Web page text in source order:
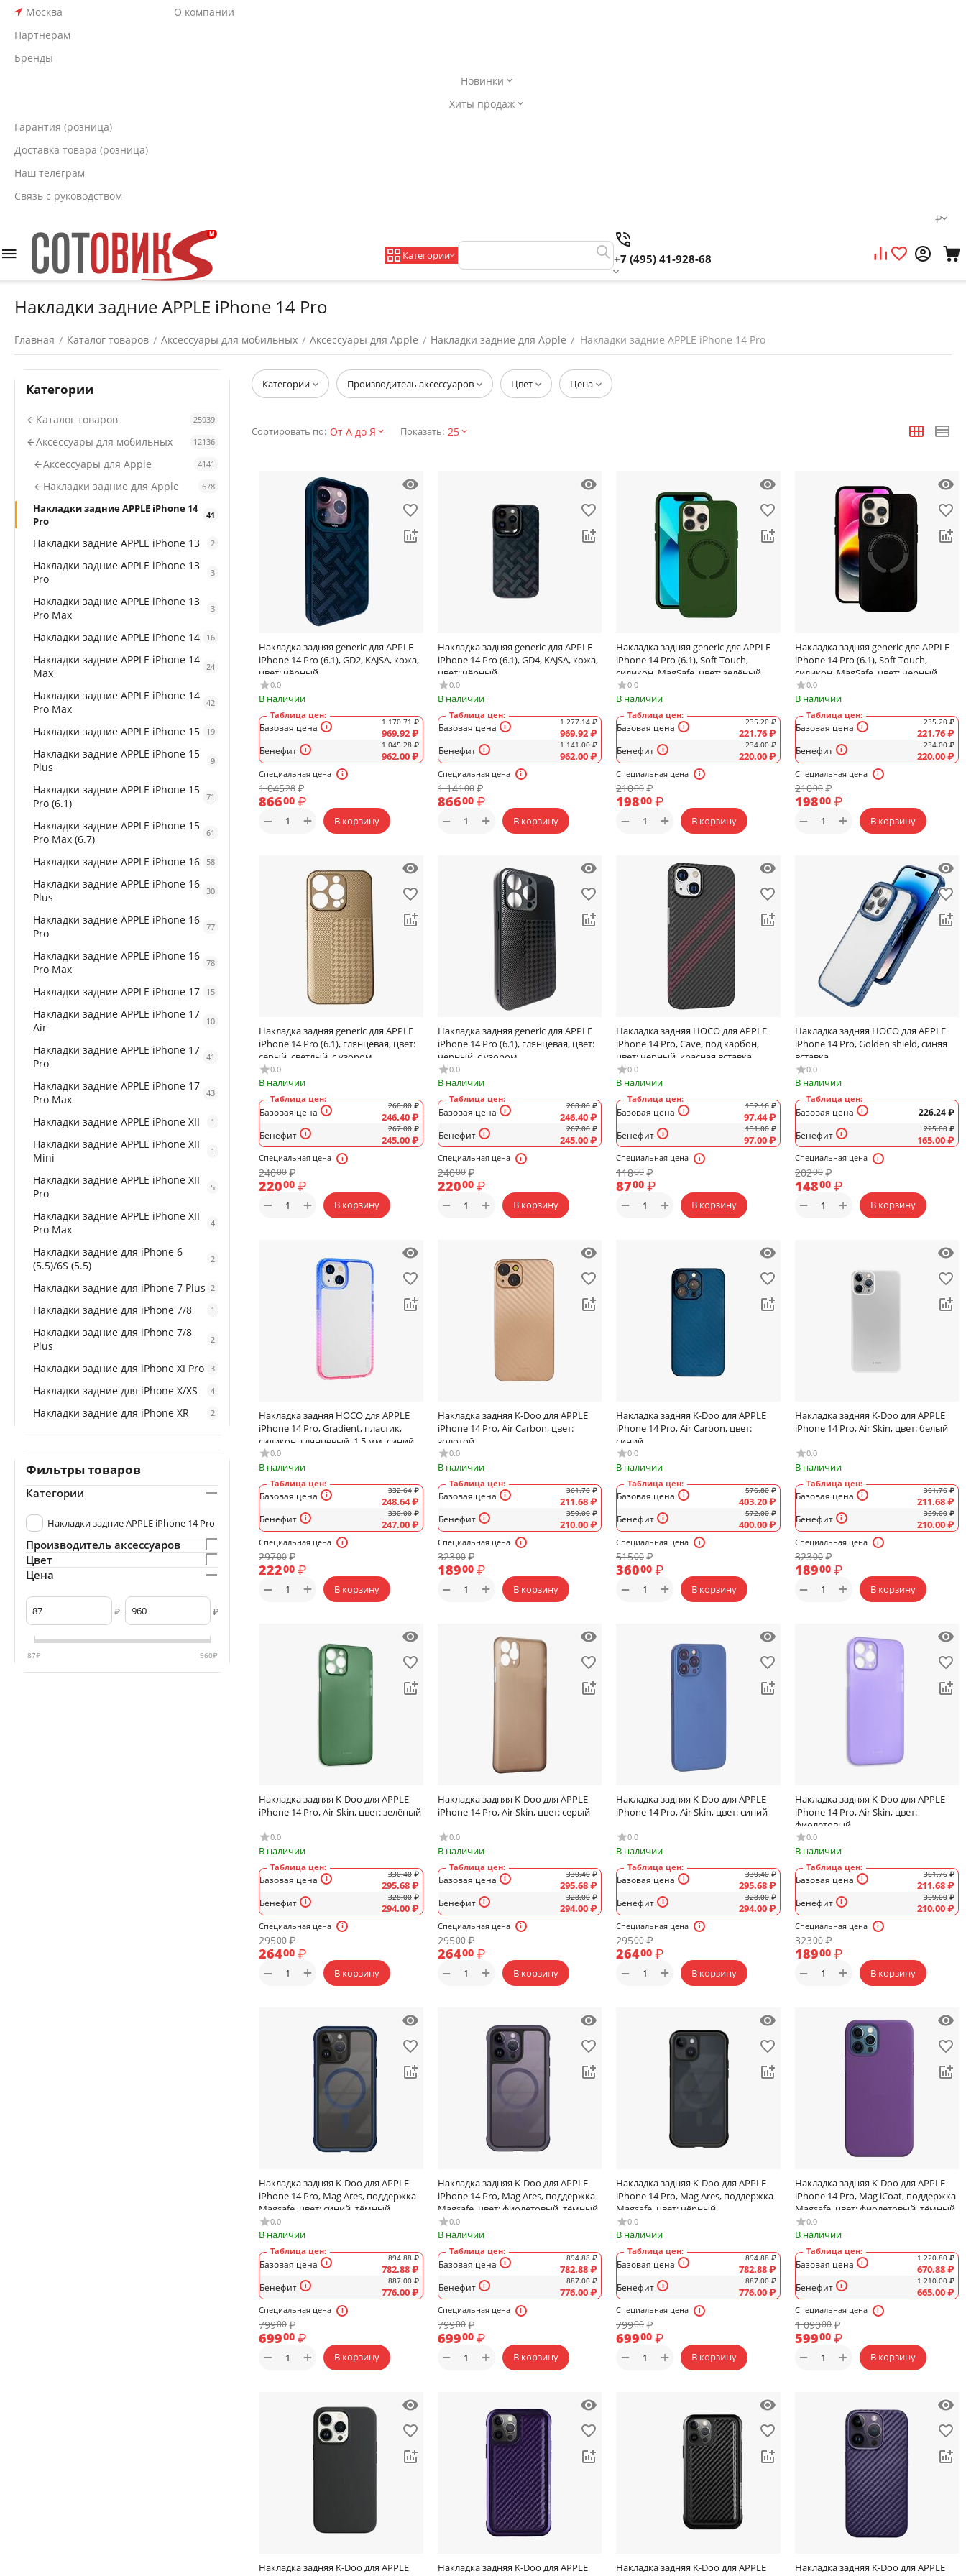
Москва
О компании
Партнерам
Бренды
Новинки
Хиты продаж
Гарантия (розница)
Доставка товара (розница)
Наш телеграм
Связь с руководством
₽
Категории +7 (495) 41-928-68
Накладки задние APPLE iPhone 14 Pro
Главная / Каталог товаров / Аксессуары для мобильных / Аксессуары для Apple / Накладки задние для Apple / Накладки задние APPLE iPhone 14 Pro
Категории Производитель аксессуаров Цвет Цена
Сортировать по: От А до Я Показать: 25
Накладка задняя generic для APPLE
iPhone 14 Pro (6.1), GD2, KAJSA, кожа,
цвет: чёрный
0.0
В наличии
Таблица цен:
Базовая цена
Бенефит
1 170.71 ₽
969.92₽
1 045.28 ₽
962.00₽
Специальная цена
1 04528₽
86600 ₽
В корзину
+
−
Накладка задняя generic для APPLE
iPhone 14 Pro (6.1), GD4, KAJSA, кожа,
цвет: чёрный
0.0
В наличии
Таблица цен:
Базовая цена
Бенефит
1 277.14 ₽
969.92₽
1 141.00 ₽
962.00₽
Специальная цена
1 14100 ₽
86600 ₽
В корзину
+
−
Накладка задняя generic для APPLE
iPhone 14 Pro (6.1), Soft Touch,
силикон, MagSafe, цвет: зелёный,
тёмный
0.0
В наличии
Таблица цен:
Базовая цена
Бенефит
235.20 ₽
221.76₽
234.00 ₽
220.00₽
Специальная цена
21000₽
19800 ₽
В корзину
+
−
Накладка задняя generic для APPLE
iPhone 14 Pro (6.1), Soft Touch,
силикон, MagSafe, цвет: черный
0.0
В наличии
Таблица цен:
Базовая цена
Бенефит
235.20 ₽
221.76₽
234.00 ₽
220.00₽
Специальная цена
21000 ₽
19800 ₽
В корзину
+
−
Накладка задняя generic для APPLE
iPhone 14 Pro (6.1), глянцевая, цвет:
серый, светлый, с узором
0.0
В наличии
Таблица цен:
Базовая цена
Бенефит
268.80 ₽
246.40₽
267.00 ₽
245.00₽
Специальная цена
24000₽
22000 ₽
В корзину
+
−
Накладка задняя generic для APPLE
iPhone 14 Pro (6.1), глянцевая, цвет:
чёрный, с узором
0.0
В наличии
Таблица цен:
Базовая цена
Бенефит
268.80 ₽
246.40₽
267.00 ₽
245.00₽
Специальная цена
24000 ₽
22000 ₽
В корзину
+
−
Накладка задняя HOCO для APPLE
iPhone 14 Pro, Cave, под карбон,
цвет: чёрный, красная вставка
0.0
В наличии
Таблица цен:
Базовая цена
Бенефит
132.16 ₽
97.44₽
131.00 ₽
97.00₽
Специальная цена
11800₽
8700 ₽
В корзину
+
−
Накладка задняя HOCO для APPLE
iPhone 14 Pro, Golden shield, синяя
вставка
0.0
В наличии
Таблица цен:
Базовая цена
Бенефит
226.24₽
225.00 ₽
165.00₽
Специальная цена
20200 ₽
14800 ₽
В корзину
+
−
Накладка задняя HOCO для APPLE
iPhone 14 Pro, Gradient, пластик,
силикон, глянцевый, 1.5 мм, синий,
фиолетовый, красный
0.0
В наличии
Таблица цен:
Базовая цена
Бенефит
332.64 ₽
248.64₽
330.00 ₽
247.00₽
Специальная цена
29700₽
22200 ₽
В корзину
+
−
Накладка задняя K-Doo для APPLE
iPhone 14 Pro, Air Carbon, цвет:
золотой
0.0
В наличии
Таблица цен:
Базовая цена
Бенефит
361.76 ₽
211.68₽
359.00 ₽
210.00₽
Специальная цена
32300 ₽
18900 ₽
В корзину
+
−
Накладка задняя K-Doo для APPLE
iPhone 14 Pro, Air Carbon, цвет:
синий
0.0
В наличии
Таблица цен:
Базовая цена
Бенефит
576.80 ₽
403.20₽
572.00 ₽
400.00₽
Специальная цена
51500₽
36000 ₽
В корзину
+
−
Накладка задняя K-Doo для APPLE
iPhone 14 Pro, Air Skin, цвет: белый
0.0
В наличии
Таблица цен:
Базовая цена
Бенефит
361.76 ₽
211.68₽
359.00 ₽
210.00₽
Специальная цена
32300 ₽
18900 ₽
В корзину
+
−
Накладка задняя K-Doo для APPLE
iPhone 14 Pro, Air Skin, цвет: зелёный
0.0
В наличии
Таблица цен:
Базовая цена
Бенефит
330.40 ₽
295.68₽
328.00 ₽
294.00₽
Специальная цена
29500₽
26400 ₽
В корзину
+
−
Накладка задняя K-Doo для APPLE
iPhone 14 Pro, Air Skin, цвет: серый
0.0
В наличии
Таблица цен:
Базовая цена
Бенефит
330.40 ₽
295.68₽
328.00 ₽
294.00₽
Специальная цена
29500 ₽
26400 ₽
В корзину
+
−
Накладка задняя K-Doo для APPLE
iPhone 14 Pro, Air Skin, цвет: синий
0.0
В наличии
Таблица цен:
Базовая цена
Бенефит
330.40 ₽
295.68₽
328.00 ₽
294.00₽
Специальная цена
29500₽
26400 ₽
В корзину
+
−
Накладка задняя K-Doo для APPLE
iPhone 14 Pro, Air Skin, цвет:
фиолетовый
0.0
В наличии
Таблица цен:
Базовая цена
Бенефит
361.76 ₽
211.68₽
359.00 ₽
210.00₽
Специальная цена
32300 ₽
18900 ₽
В корзину
+
−
Накладка задняя K-Doo для APPLE
iPhone 14 Pro, Mag Ares, поддержка
Magsafe, цвет: синий, тёмный
0.0
В наличии
Таблица цен:
Базовая цена
Бенефит
894.88 ₽
782.88₽
887.00 ₽
776.00₽
Специальная цена
79900₽
69900 ₽
В корзину
+
−
Накладка задняя K-Doo для APPLE
iPhone 14 Pro, Mag Ares, поддержка
Magsafe, цвет: фиолетовый, тёмный
0.0
В наличии
Таблица цен:
Базовая цена
Бенефит
894.88 ₽
782.88₽
887.00 ₽
776.00₽
Специальная цена
79900 ₽
69900 ₽
В корзину
+
−
Накладка задняя K-Doo для APPLE
iPhone 14 Pro, Mag Ares, поддержка
Magsafe, цвет: чёрный
0.0
В наличии
Таблица цен:
Базовая цена
Бенефит
894.88 ₽
782.88₽
887.00 ₽
776.00₽
Специальная цена
79900₽
69900 ₽
В корзину
+
−
Накладка задняя K-Doo для APPLE
iPhone 14 Pro, Mag iCoat, поддержка
Magsafe, цвет: фиолетовый, тёмный
0.0
В наличии
Таблица цен:
Базовая цена
Бенефит
1 220.80 ₽
670.88₽
1 210.00 ₽
665.00₽
Специальная цена
1 09000 ₽
59900 ₽
В корзину
+
−
Накладка задняя K-Doo для APPLE
Накладка задняя K-Doo для APPLE
Накладка задняя K-Doo для APPLE
Накладка задняя K-Doo для APPLE
Категории
Каталог товаров 25939
Аксессуары для мобильных 12136
Аксессуары для Apple 4141
Накладки задние для Apple 678
Накладки задние APPLE iPhone 14
Pro
41
Накладки задние APPLE iPhone 13 2
Накладки задние APPLE iPhone 13
Pro
3
Накладки задние APPLE iPhone 13
Pro Max
3
Накладки задние APPLE iPhone 14 16
Накладки задние APPLE iPhone 14
Max
24
Накладки задние APPLE iPhone 14
Pro Max
42
Накладки задние APPLE iPhone 15 19
Накладки задние APPLE iPhone 15
Plus
9
Накладки задние APPLE iPhone 15
Pro (6.1)
71
Накладки задние APPLE iPhone 15
Pro Max (6.7)
61
Накладки задние APPLE iPhone 16 58
Накладки задние APPLE iPhone 16
Plus
30
Накладки задние APPLE iPhone 16
Pro
77
Накладки задние APPLE iPhone 16
Pro Max
78
Накладки задние APPLE iPhone 17 15
Накладки задние APPLE iPhone 17
Air
10
Накладки задние APPLE iPhone 17
Pro
41
Накладки задние APPLE iPhone 17
Pro Max
43
Накладки задние APPLE iPhone XII 1
Накладки задние APPLE iPhone XII
Mini
1
Накладки задние APPLE iPhone XII
Pro
5
Накладки задние APPLE iPhone XII
Pro Max
4
Накладки задние для iPhone 6
(5.5)/6S (5.5)
2
Накладки задние для iPhone 7 Plus 2
Накладки задние для iPhone 7/8 1
Накладки задние для iPhone 7/8
Plus
2
Накладки задние для iPhone XI Pro 3
Накладки задние для iPhone Х/XS 4
Накладки задние для iPhone ХR 2
Фильтры товаров
Категории
Накладки задние APPLE iPhone 14 Pro
Производитель аксессуаров
Цвет
Цена
₽– ₽
87₽ 960₽